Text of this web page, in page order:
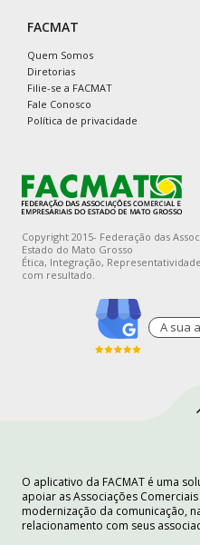
FACMAT
Quem Somos
Diretorias
Filie-se a FACMAT
Fale Conosco
Política de privacidade
Copyright 2015- Federação das
Estado do Mato Grosso
Ética, Integração,
com resultado.
A sua
O aplicativo da FACMAT é uma
apoiar as Associações
modernização da comunicação,
relacionamento com seus